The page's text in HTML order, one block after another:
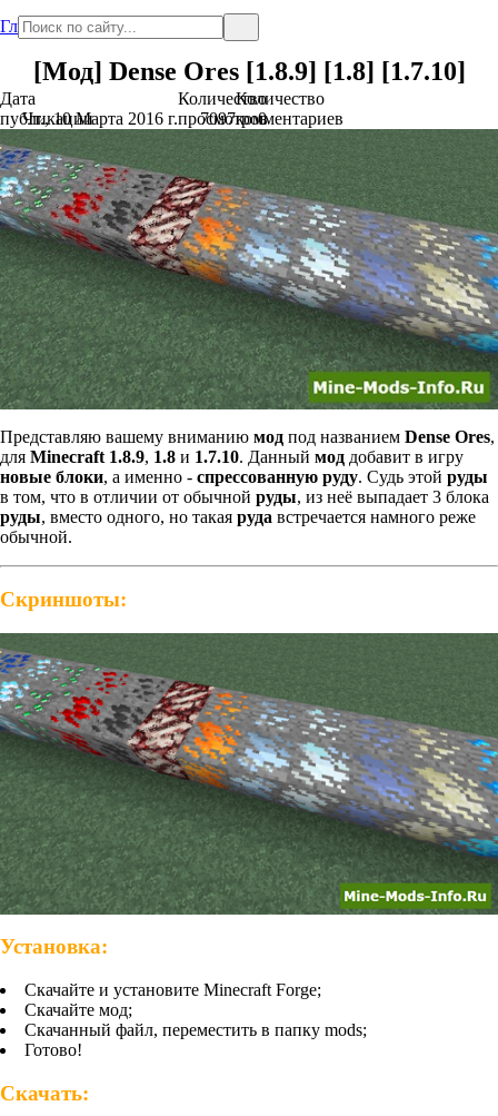
Главная
[Мод] Dense Ores [1.8.9] [1.8] [1.7.10]
Дата
публикации
Чт., 10 Марта 2016 г.
Количество
просмотров
7097
Количество
комментариев
0
Представляю вашему вниманию мод под названием Dense Ores,
для Minecraft 1.8.9, 1.8 и 1.7.10. Данный мод добавит в игру
новые блоки, а именно - спрессованную руду. Судь этой руды
в том, что в отличии от обычной руды, из неё выпадает 3 блока
руды, вместо одного, но такая руда встречается намного реже
обычной.
Скриншоты:
Установка:
Скачайте и установите Minecraft Forge;
Скачайте мод;
Скачанный файл, переместить в папку mods;
Готово!
Скачать: